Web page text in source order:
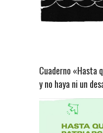
Cuaderno «Hasta
y no haya ni un